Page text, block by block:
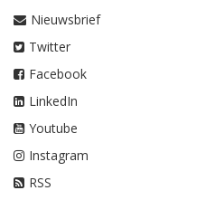
Nieuwsbrief
Twitter
Facebook
LinkedIn
Youtube
Instagram
RSS